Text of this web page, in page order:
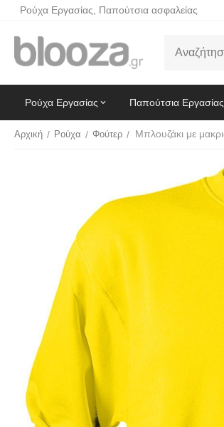
Ρούχα Εργασίας, Παπούτσια ασφαλείας
Ρούχα Εργασίας Παπούτσια Εργασίας
Αρχική / Ρούχα / Φούτερ /